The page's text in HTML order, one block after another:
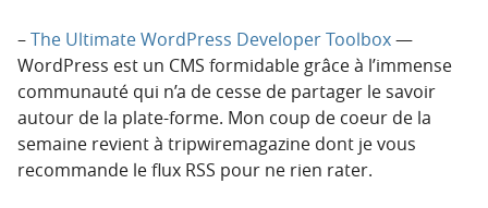
–The Ultimate WordPress Developer Toolbox—
WordPress est un CMS formidable grâce à l’immense
communauté qui n’a de cesse de partager le savoir
autour de la plate-forme. Mon coup de coeur de la
semaine revient à tripwiremagazine dont je vous
recommande le flux RSS pour ne rien rater.